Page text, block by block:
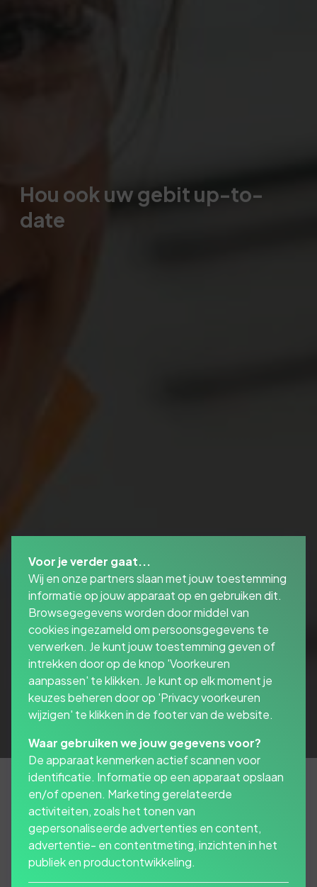
Hou ook uw gebit up-to-
date
Verzeker alleen de echte
risico’s
Voor je verder gaat...
Wij en onze partners slaan met jouw toestemming
informatie op jouw apparaat op en gebruiken dit.
Browsegegevens worden door middel van
cookies ingezameld om persoonsgegevens te
verwerken. Je kunt jouw toestemming geven of
intrekken door op de knop 'Voorkeuren
aanpassen' te klikken. Je kunt op elk moment je
keuzes beheren door op 'Privacy voorkeuren
wijzigen' te klikken in de footer van de website.
Waar gebruiken we jouw gegevens voor?
De apparaat kenmerken actief scannen voor
identificatie. Informatie op een apparaat opslaan
en/of openen. Marketing gerelateerde
activiteiten, zoals het tonen van
gepersonaliseerde advertenties en content,
advertentie- en contentmeting, inzichten in het
publiek en productontwikkeling.